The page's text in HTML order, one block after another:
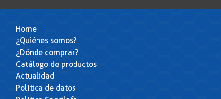
Home
¿Quiénes somos?
¿Dónde comprar?
Catálogo de productos
Actualidad
Política de datos